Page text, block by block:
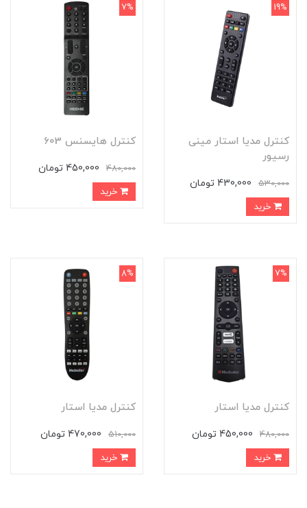
کنترل مدیا استار مینی
رسیور
530,000 430,000 تومان
19%
کنترل هایسنس 603
480,000 450,000 تومان
7%
کنترل مدیا استار
480,000 450,000 تومان
7%
کنترل مدیا استار
510,000 470,000 تومان
8%